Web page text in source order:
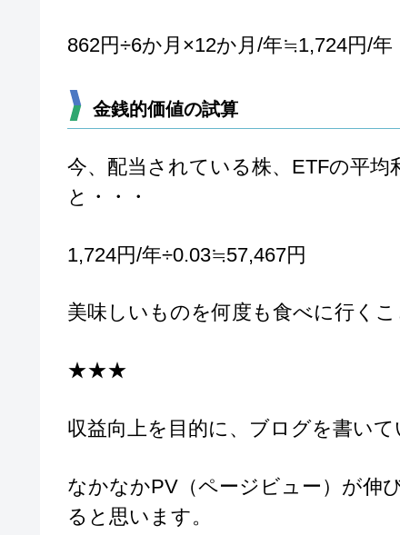
862円÷6か月×12か月/年≒1,724円/年
金銭的価値の試算
今、配当されている株、ETFの平
と・・・
1,724円/年÷0.03≒57,467円
美味しいものを何度も食べに行く
★★★
収益向上を目的に、ブログを書い
なかなかPV（ページビュー）が伸
ると思います。